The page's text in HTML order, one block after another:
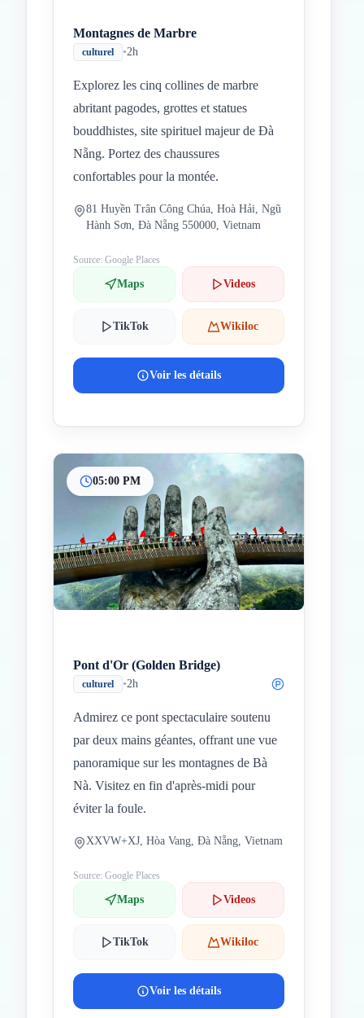
Montagnes de Marbre
culturel •2h
Explorez les cinq collines de marbre
abritant pagodes, grottes et statues
bouddhistes, site spirituel majeur de Đà
Nẵng. Portez des chaussures
confortables pour la montée.
81 Huyền Trân Công Chúa, Hoà Hải, Ngũ
Hành Sơn, Đà Nẵng 550000, Vietnam
Source: Google Places
Maps Videos
TikTok Wikiloc
Voir les détails
05:00 PM
Pont d'Or (Golden Bridge)
culturel •2h
Admirez ce pont spectaculaire soutenu
par deux mains géantes, offrant une vue
panoramique sur les montagnes de Bà
Nà. Visitez en fin d'après-midi pour
éviter la foule.
XXVW+XJ, Hòa Vang, Đà Nẵng, Vietnam
Source: Google Places
Maps Videos
TikTok Wikiloc
Voir les détails